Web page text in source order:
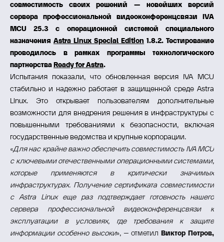
совместимость своих решений — новейших версий
сервера профессиональной видеоконференцсвязи IVA
MCU 25.3 с операционной системой специального
назначения Astra Linux Special Edition 1.8.2. Тестирование
проводилось в рамках программы технологического
партнерства Ready for Astra.
Испытания показали, что обновленная версия IVA MCU
стабильно и надежно работает в защищенной среде Astra
Linux. Это открывает пользователям дополнительные
возможности для внедрения решения в инфраструктуры с
повышенными требованиями к безопасности, включая
государственные ведомства и крупные корпорации.
« Для нас крайне важно обеспечить совместимость IVA MCU
с ключевыми отечественными операционными системами,
которые применяются в критически значимых
инфраструктурах. Получение сертификата совместимости
с Astra Linux еще раз подтверждает готовность нашего
сервера профессиональной видеоконференцсвязи к
эксплуатации в условиях, где требования к защите
информации особенно высоки», – отметил Виктор Петров,